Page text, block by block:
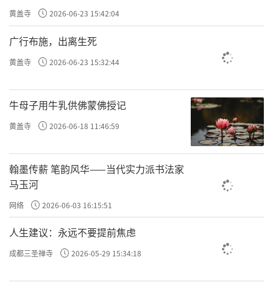
黄盖寺 2026-06-23 15:42:04
广行布施，出离生死
黄盖寺 2026-06-23 15:32:44
牛母子用牛乳供佛蒙佛授记
黄盖寺 2026-06-18 11:46:59
翰墨传薪 笔韵风华——当代实力派书法家
马玉河
网络 2026-06-03 16:15:51
人生建议：永远不要提前焦虑
成都三圣禅寺 2026-05-29 15:34:18